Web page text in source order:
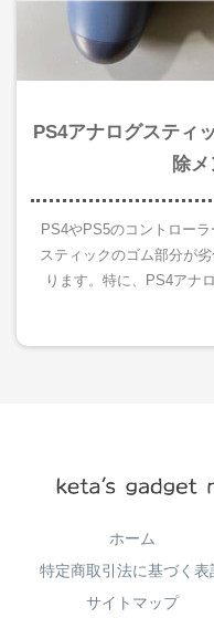
PS4アナログスティ
除
PS4やPS5のコントロー
スティックのゴム部分が
ります。特に、PS4アナ
ホーム
特定商取引法に基づく表
サイトマップ